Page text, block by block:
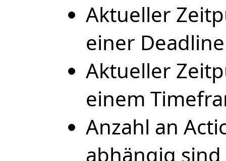
Aktueller
einer Deadline
Aktueller
einem
Anzahl an
abhängig sind